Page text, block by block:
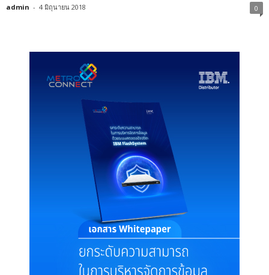
admin - 4 มิถุนายน 2018 0